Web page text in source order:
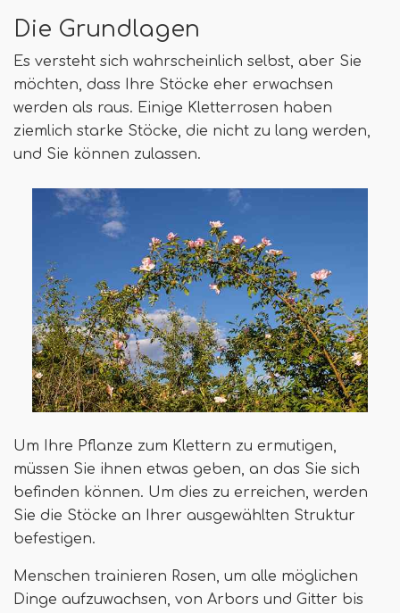
Die Grundlagen
Es versteht sich wahrscheinlich selbst, aber Sie
möchten, dass Ihre Stöcke eher erwachsen
werden als raus. Einige Kletterrosen haben
ziemlich starke Stöcke, die nicht zu lang werden,
und Sie können zulassen.
Um Ihre Pflanze zum Klettern zu ermutigen,
müssen Sie ihnen etwas geben, an das Sie sich
befinden können. Um dies zu erreichen, werden
Sie die Stöcke an Ihrer ausgewählten Struktur
befestigen.
Menschen trainieren Rosen, um alle möglichen
Dinge aufzuwachsen, von Arbors und Gitter bis